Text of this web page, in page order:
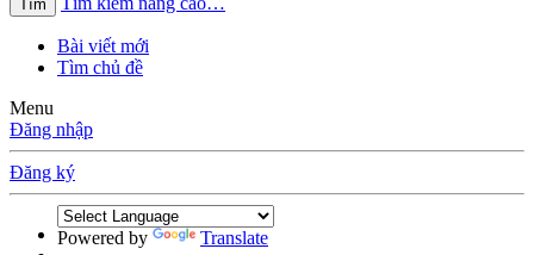
Tìm
Bài viết mới
Tìm chủ đề
Menu
Đăng nhập
Đăng ký
Powered by
Translate